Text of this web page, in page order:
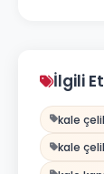
İlgili
kale
kale